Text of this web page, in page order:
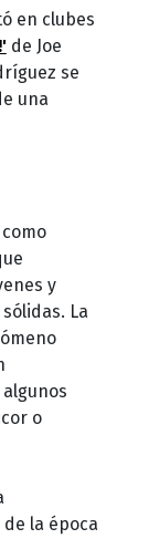
en clubes
de Joe
se
una
y
La
o
la época